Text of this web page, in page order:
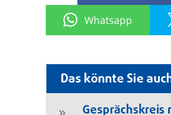
Das könnte Sie
Gesprächskreis
Whatsapp